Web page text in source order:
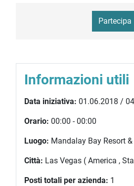
Partecipa
Informazioni utili
Data iniziativa: 01.06.2018 /
Orario: 00:00 - 00:00
Luogo: Mandalay Bay Resort
Città: Las Vegas ( America ,
Posti totali per azienda: 1